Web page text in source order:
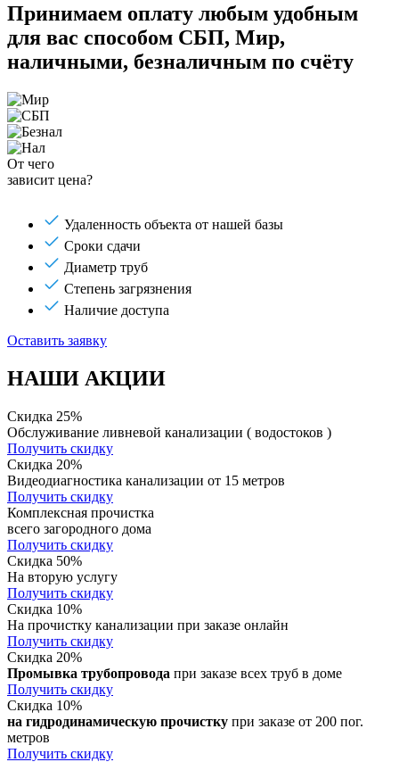
Принимаем оплату любым удобным
для вас способом СБП, Мир,
наличными, безналичным по счёту
От чего
зависит цена?
Удаленность объекта от нашей базы
Сроки сдачи
Диаметр труб
Степень загрязнения
Наличие доступа
Оставить заявку
НАШИ АКЦИИ
Скидка 25%
Обслуживание ливневой канализации ( водостоков )
Получить скидку
Скидка 20%
Видеодиагностика канализации от 15 метров
Получить скидку
Комплексная прочистка
всего загородного дома
Получить скидку
Скидка 50%
На вторую услугу
Получить скидку
Скидка 10%
На прочистку канализации при заказе онлайн
Получить скидку
Скидка 20%
Промывка трубопровода при заказе всех труб в доме
Получить скидку
Скидка 10%
на гидродинамическую прочистку при заказе от 200 пог.
метров
Получить скидку